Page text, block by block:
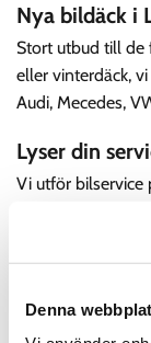
Denna
Nya bildäck i
Stort utbud till de
eller vinterdäck,
Audi, Mecedes,
Lyser din
Vi utför bilservice
Kia, Volvo, VW